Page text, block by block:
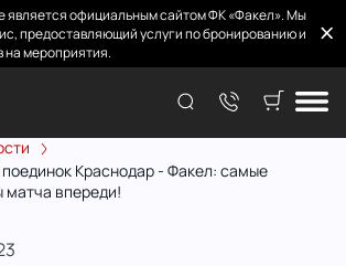
является официальным сайтом ФК «Факел». Мы
предоставляющий услуги по бронированию и
на мероприятия.
Краснодар - Факел: самые
впереди!